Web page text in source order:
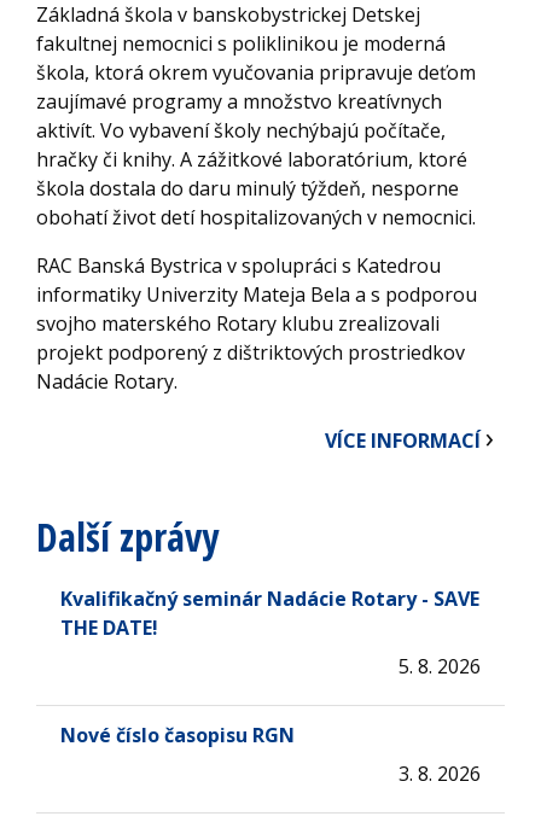
Základná škola v banskobystrickej Detskej
fakultnej nemocnici s poliklinikou je moderná
škola, ktorá okrem vyučovania pripravuje deťom
zaujímavé programy a množstvo kreatívnych
aktivít. Vo vybavení školy nechýbajú počítače,
hračky či knihy. A zážitkové laboratórium, ktoré
škola dostala do daru minulý týždeň, nesporne
obohatí život detí hospitalizovaných v nemocnici.
RAC Banská Bystrica v spolupráci s Katedrou
informatiky Univerzity Mateja Bela a s podporou
svojho materského Rotary klubu zrealizovali
projekt podporený z dištriktových prostriedkov
Nadácie Rotary.
VÍCE INFORMACÍ
Další zprávy
Kvalifikačný seminár Nadácie Rotary - SAVE
THE DATE!
5. 8. 2026
Nové číslo časopisu RGN
3. 8. 2026